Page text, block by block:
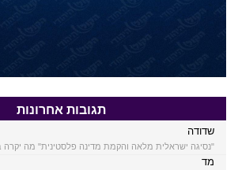
תגובות אחרונות
שדודה
"נסיגה ישראלית מלאה והקמת מדינה פלסטינית" מה יקרה
מד